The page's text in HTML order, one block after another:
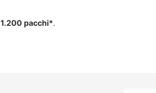
1.200 pacchi*.